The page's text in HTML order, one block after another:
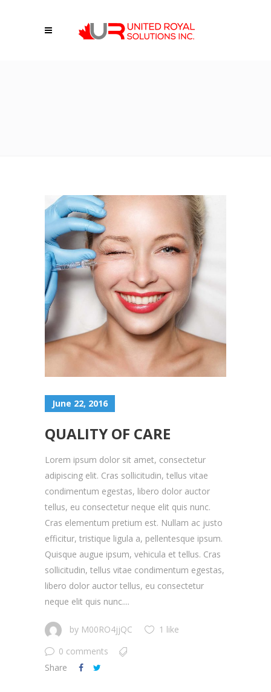
June 22, 2016
QUALITY OF CARE
Lorem ipsum dolor sit amet, consectetur
adipiscing elit. Cras sollicitudin, tellus vitae
condimentum egestas, libero dolor auctor
tellus, eu consectetur neque elit quis nunc.
Cras elementum pretium est. Nullam ac justo
efficitur, tristique ligula a, pellentesque ipsum.
Quisque augue ipsum, vehicula et tellus. Cras
sollicitudin, tellus vitae condimentum egestas,
libero dolor auctor tellus, eu consectetur
neque elit quis nunc....
by M00RO4jjQC
1 like
0 comments
Share